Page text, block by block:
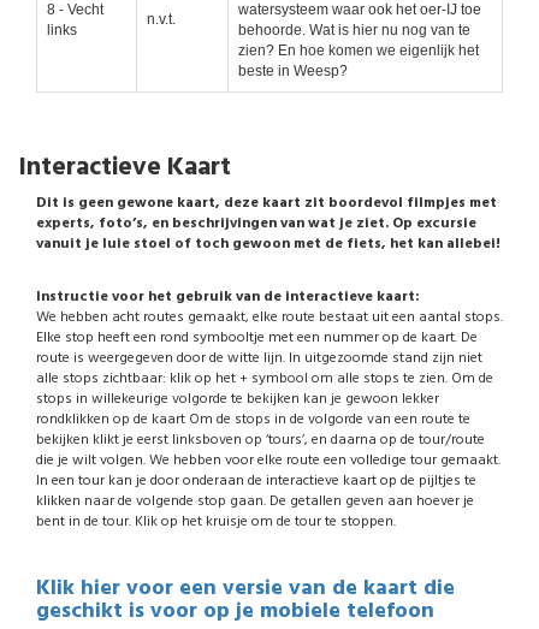
8 - Vecht
links
n.v.t.
watersysteem waar ook het oer-IJ toe
behoorde. Wat is hier nu nog van te
zien? En hoe komen we eigenlijk het
beste in Weesp?
Interactieve Kaart
Dit is geen gewone kaart, deze kaart zit boordevol filmpjes met
experts, foto’s, en beschrijvingen van wat je ziet. Op excursie
vanuit je luie stoel of toch gewoon met de fiets, het kan allebei!
Instructie voor het gebruik van de interactieve kaart:
We hebben acht routes gemaakt, elke route bestaat uit een aantal stops.
Elke stop heeft een rond symbooltje met een nummer op de kaart. De
route is weergegeven door de witte lijn. In uitgezoomde stand zijn niet
alle stops zichtbaar: klik op het + symbool om alle stops te zien. Om de
stops in willekeurige volgorde te bekijken kan je gewoon lekker
rondklikken op de kaart Om de stops in de volgorde van een route te
bekijken klikt je eerst linksboven op ‘tours’, en daarna op de tour/route
die je wilt volgen. We hebben voor elke route een volledige tour gemaakt.
In een tour kan je door onderaan de interactieve kaart op de pijltjes te
klikken naar de volgende stop gaan. De getallen geven aan hoever je
bent in de tour. Klik op het kruisje om de tour te stoppen.
Klik hier voor een versie van de kaart die
geschikt is voor op je mobiele telefoon